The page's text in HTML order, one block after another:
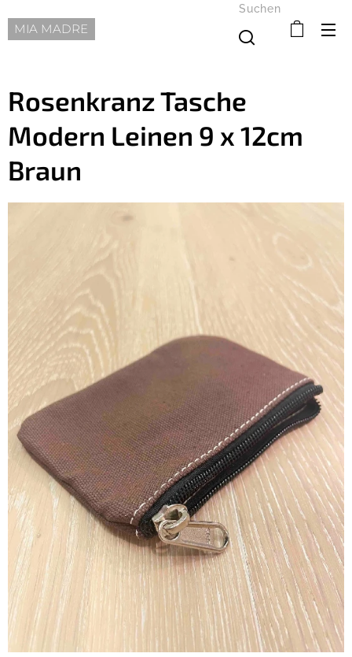
MIA MADRE
Suchen
Rosenkranz Tasche
Modern Leinen 9 x 12cm
Braun